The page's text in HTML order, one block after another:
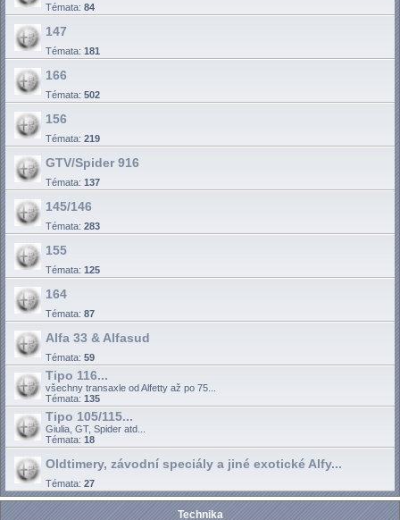
Témata: 84
147
Témata: 181
166
Témata: 502
156
Témata: 219
GTV/Spider 916
Témata: 137
145/146
Témata: 283
155
Témata: 125
164
Témata: 87
Alfa 33 & Alfasud
Témata: 59
Tipo 116...
všechny transaxle od Alfetty až po 75...
Témata: 135
Tipo 105/115...
Giulia, GT, Spider atd...
Témata: 18
Oldtimery, závodní speciály a jiné exotické Alfy...
Témata: 27
Technika